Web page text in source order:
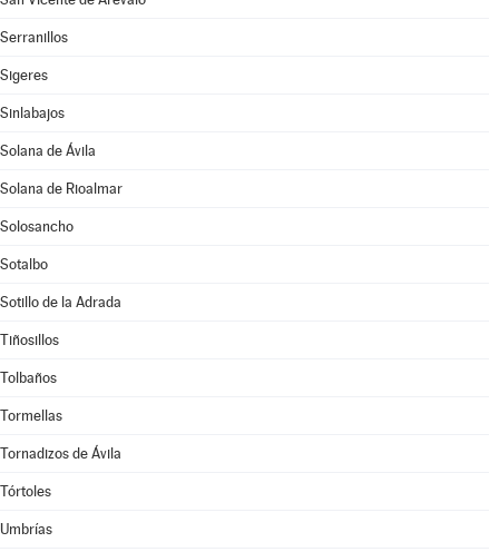
Serranillos
Sigeres
Sinlabajos
Solana de Ávila
Solana de Rioalmar
Solosancho
Sotalbo
Sotillo de la Adrada
Tiñosillos
Tolbaños
Tormellas
Tornadizos de Ávila
Tórtoles
Umbrías